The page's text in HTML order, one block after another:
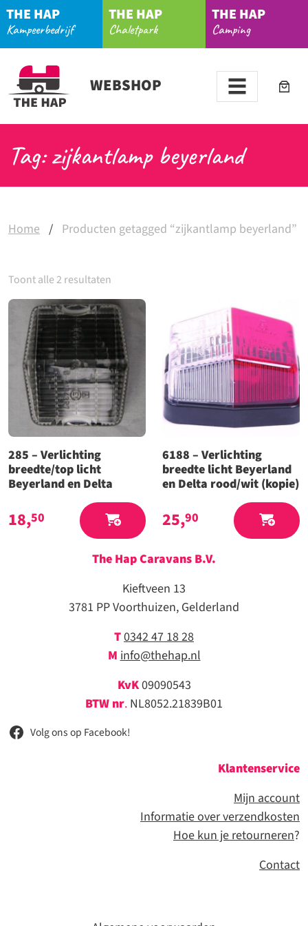
THE HAP
Kampeerbedrijf
THE HAP
Chaletpark
THE HAP
Camping
WEBSHOP
Tag: zijkantlamp beyerland
Home / Producten getagged “zijkantlamp beyerland”
Toont alle 2 resultaten
285 – Verlichting
breedte/top licht
Beyerland en Delta
18,50
6188 – Verlichting
breedte licht Beyerland
en Delta rood/wit (kopie)
25,90
The Hap Caravans B.V.
Kieftveen 13
3781 PP Voorthuizen, Gelderland
T0342 47 18 28
M info@thehap.nl
KvK09090543
BTW nr. NL8052.21839B01
Volg ons op Facebook!
Klantenservice
Mijn account
Informatie over verzendkosten
Hoe kun je retourneren?
Contact